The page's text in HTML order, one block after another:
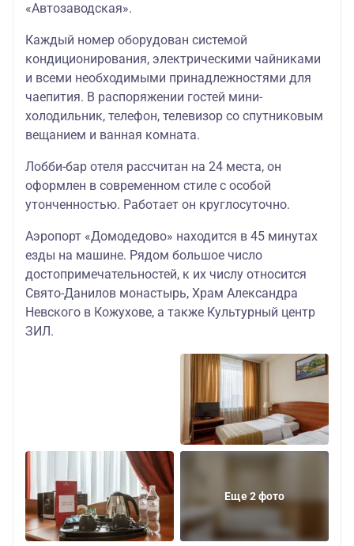
«Автозаводская».
Каждый номер оборудован системой
кондиционирования, электрическими чайниками
и всеми необходимыми принадлежностями для
чаепития. В распоряжении гостей мини-
холодильник, телефон, телевизор со спутниковым
вещанием и ванная комната.
Лобби-бар отеля рассчитан на 24 места, он
оформлен в современном стиле с особой
утонченностью. Работает он круглосуточно.
Аэропорт «Домодедово» находится в 45 минутах
езды на машине. Рядом большое число
достопримечательностей, к их числу относится
Свято-Данилов монастырь, Храм Александра
Невского в Кожухове, а также Культурный центр
ЗИЛ.
Еще 2 фото